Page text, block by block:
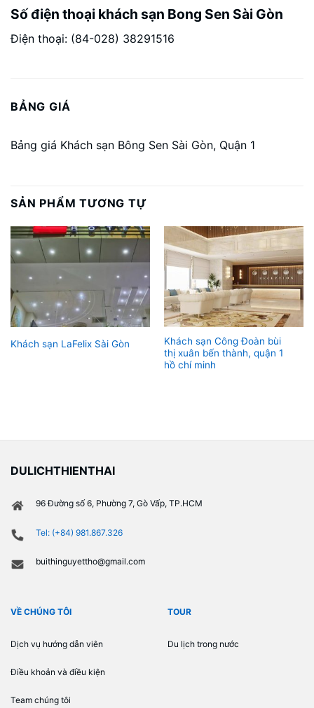
Số điện thoại khách sạn Bong Sen Sài Gòn
Điện thoại: (84-028) 38291516
BẢNG GIÁ
Bảng giá Khách sạn Bông Sen Sài Gòn, Quận 1
SẢN PHẨM TƯƠNG TỰ
Khách sạn LaFelix Sài Gòn
Khách sạn Công Đoàn bùi
thị xuân bến thành, quận 1
hồ chí minh
DULICHTHIENTHAI
96 Đường số 6, Phường 7, Gò Vấp, TP.HCM
Tel: (+84) 981.867.326
buithinguyettho@gmail.com
VỀ CHÚNG TÔI
Dịch vụ hướng dẫn viên
Điều khoản và điều kiện
Team chúng tôi
TOUR
Du lịch trong nước